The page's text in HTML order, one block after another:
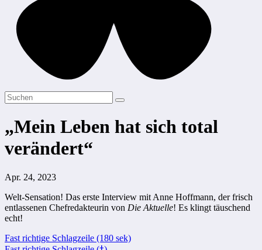
„Mein Leben hat sich total
verändert“
Apr. 24, 2023
Welt-Sensation! Das erste Interview mit Anne Hoffmann, der frisch
entlassenen Chefredakteurin von Die Aktuelle! Es klingt täuschend
echt!
Beitragsnavigation
Fast richtige Schlagzeile (180 sek)